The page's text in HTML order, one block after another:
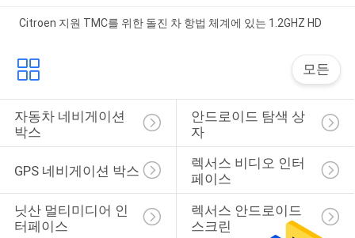
Citroen 지원 TMC를 위한 돌진 차 항법 체계에 있는 1.2GHZ HD
모든
자동차 네비게이션
박스
안드로이드 탐색 상
자
GPS 네비게이션 박스
렉서스 비디오 인터
페이스
닛산 멀티미디어 인
터페이스
렉서스 안드로이드
스크린